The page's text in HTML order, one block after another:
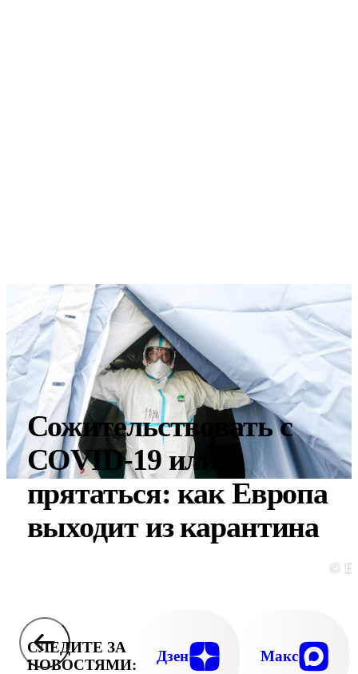
Сожительствовать с
COVID-19 или
прятаться: как Европа
выходит из карантина
©
СЛЕДИТЕ ЗА
НОВОСТЯМИ:
Дзен Макс